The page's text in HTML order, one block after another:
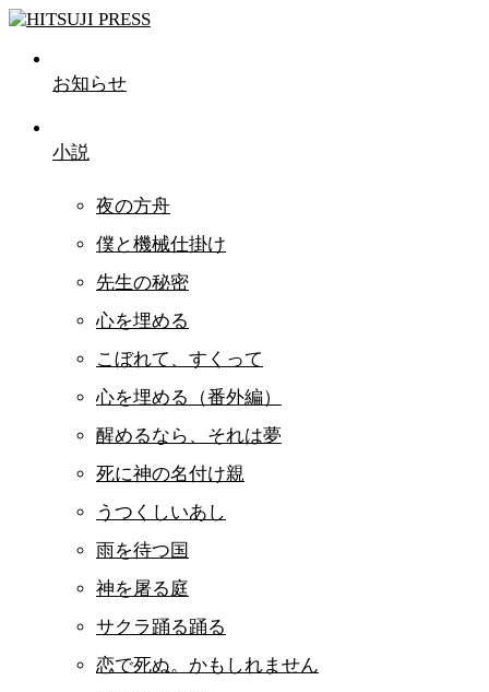
お知らせ
小説
夜の方舟
僕と機械仕掛け
先生の秘密
心を埋める
こぼれて、すくって
心を埋める（番外編）
醒めるなら、それは夢
死に神の名付け親
うつくしいあし
雨を待つ国
神を屠る庭
サクラ踊る踊る
恋で死ぬ。かもしれません